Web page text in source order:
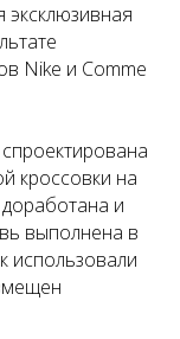
эксклюзивная
Nike и Comme
кроссовки на
и
выполнена в
использовали